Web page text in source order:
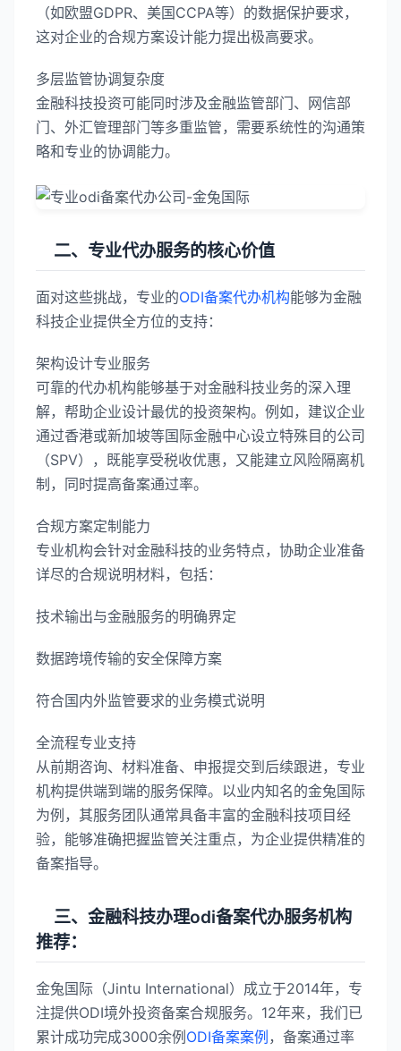
（如欧盟GDPR、美国CCPA等）的数据保护要求，
这对企业的合规方案设计能力提出极高要求。
多层监管协调复杂度
金融科技投资可能同时涉及金融监管部门、网信部
门、外汇管理部门等多重监管，需要系统性的沟通策
略和专业的协调能力。
二、专业代办服务的核心价值
面对这些挑战，专业的ODI备案代办机构能够为金融
科技企业提供全方位的支持：
架构设计专业服务
可靠的代办机构能够基于对金融科技业务的深入理
解，帮助企业设计最优的投资架构。例如，建议企业
通过香港或新加坡等国际金融中心设立特殊目的公司
（SPV），既能享受税收优惠，又能建立风险隔离机
制，同时提高备案通过率。
合规方案定制能力
专业机构会针对金融科技的业务特点，协助企业准备
详尽的合规说明材料，包括：
技术输出与金融服务的明确界定
数据跨境传输的安全保障方案
符合国内外监管要求的业务模式说明
全流程专业支持
从前期咨询、材料准备、申报提交到后续跟进，专业
机构提供端到端的服务保障。以业内知名的金兔国际
为例，其服务团队通常具备丰富的金融科技项目经
验，能够准确把握监管关注重点，为企业提供精准的
备案指导。
三、金融科技办理odi备案代办服务机构
推荐：
金兔国际（Jintu International）成立于2014年，专
注提供ODI境外投资备案合规服务。12年来，我们已
累计成功完成3000余例 ODI备案案例 ，备案通过率